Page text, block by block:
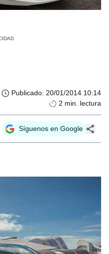
Publicado: 20/01/2014 10:14
2 min. lectura
Síguenos en Google